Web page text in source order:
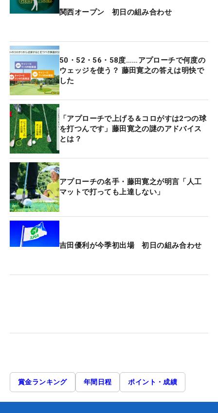
関西オープン 初日の組み合わせ
50・52・56・58度……アプローチで何度の
ウェッジを使う？ 藤田寛之の答えは明快で
した
「アプローチで上げる＆コロがすは2つの球
を打つんです」藤田寛之の謎のアドバイス
とは？
アプローチの名手・藤田寛之が明言「人工
マットで打っても上達しない」
吉田優利が今季初出場 初日の組み合わせ
賞金ランキング 年間日程 ポイント・成績